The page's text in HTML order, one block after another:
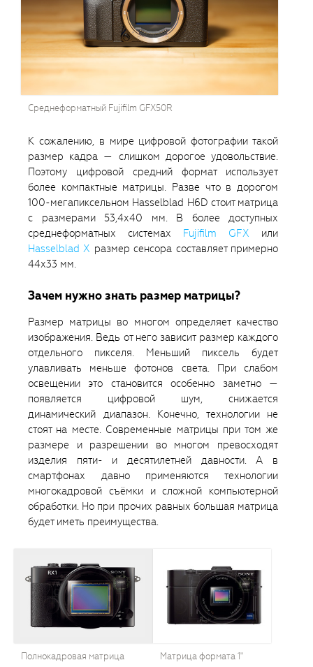
Среднеформатный Fujifilm GFX50R
К сожалению, в мире цифровой фотографии такой
размер кадра — слишком дорогое удовольствие.
Поэтому цифровой средний формат использует
более компактные матрицы. Разве что в дорогом
100-мегапиксельном Hasselblad H6D стоит матрица
с размерами 53,4х40 мм. В более доступных
среднеформатных системах Fujifilm GFX или
Hasselblad X размер сенсора составляет примерно
44х33 мм.
Зачем нужно знать размер матрицы?
Размер матрицы во многом определяет качество
изображения. Ведь от него зависит размер каждого
отдельного пикселя. Меньший пиксель будет
улавливать меньше фотонов света. При слабом
освещении это становится особенно заметно —
появляется цифровой шум, снижается
динамический диапазон. Конечно, технологии не
стоят на месте. Современные матрицы при том же
размере и разрешении во многом превосходят
изделия пяти- и десятилетней давности. А в
смартфонах давно применяются технологии
многокадровой съёмки и сложной компьютерной
обработки. Но при прочих равных большая матрица
будет иметь преимущества.
Полнокадровая матрица Матрица формата 1"